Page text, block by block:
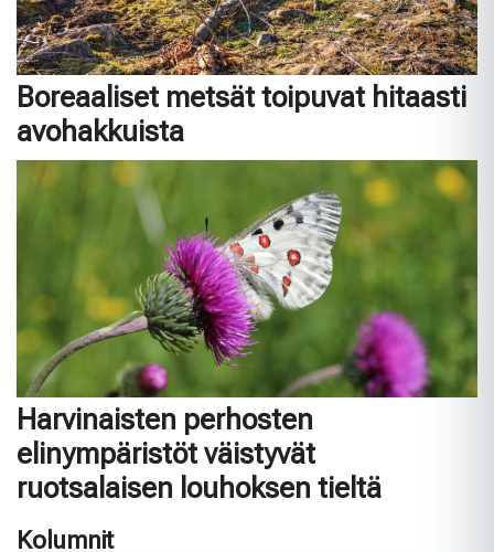
Boreaaliset metsät toipuvat hitaasti
avohakkuista
Harvinaisten perhosten
elinympäristöt väistyvät
ruotsalaisen louhoksen tieltä
Kolumnit